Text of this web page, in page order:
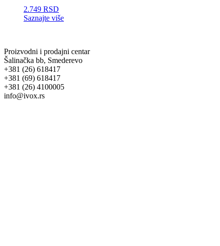
2.749 RSD
Saznajte više
Proizvodni i prodajni centar
Šalinačka bb, Smederevo
+381 (26) 618417
+381 (69) 618417
+381 (26) 4100005
info@ivox.rs